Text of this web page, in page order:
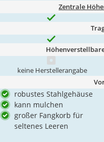
Zentrale
keine Herstellerangabe
robustes Stahlgehäuse
kann mulchen
großer Fangkorb für
seltenes Leeren